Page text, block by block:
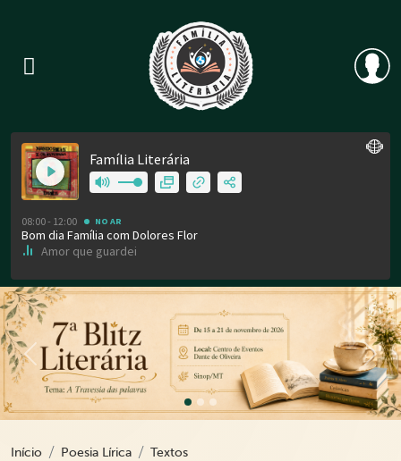
Previous
Início Poesia Lírica Textos